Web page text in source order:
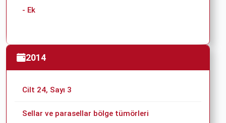
- Ek
2014
Cilt 24, Sayı 3
Sellar ve parasellar bölge tümörleri